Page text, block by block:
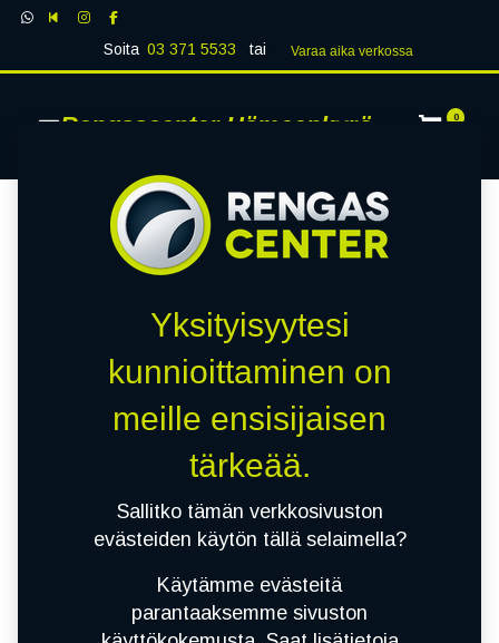
Soita 03 371 5533 tai Varaa aika verk​​​​ossa
Rengascenter Hämeenkyrö 0
Yksityisyytesi
kunnioittaminen on
meille ensisijaisen
tärkeää.
Sallitko tämän verkkosivuston
evästeiden käytön tällä selaimella?
Käytämme evästeitä
parantaaksemme sivuston